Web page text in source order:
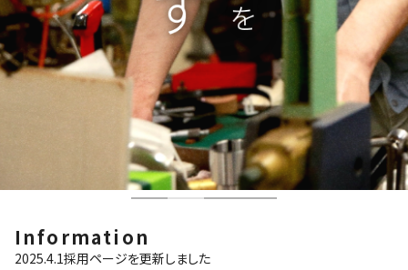
Information
2025.4.1採用ページを更新しました